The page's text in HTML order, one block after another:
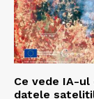
Ce vede IA-ul
datele